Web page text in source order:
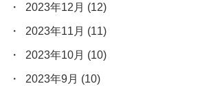
2023年12月 (12)
2023年11月 (11)
2023年10月 (10)
2023年9月 (10)